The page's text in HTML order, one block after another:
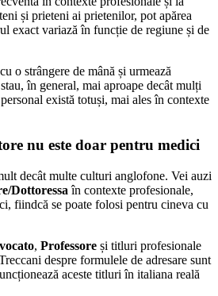
și prieteni ai prietenilor, pot apărea
exact variază în funcție de regiune și de
o strângere de mână și urmează
în general, mai aproape decât mulți
există totuși, mai ales în contexte
nu este doar pentru medici
decât multe culturi anglofone. Vei auzi
Dottoressa în contexte profesionale,
fiindcă se poate folosi pentru cineva cu
, Professore și titluri profesionale
despre formulele de adresare sunt
aceste titluri în italiana reală